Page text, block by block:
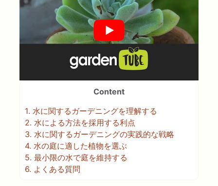
Content
1. 水に関するガーデニングを理解する
2. 水による方法を採用する利点
3. 水に関するガーデニングの実践的な戦略
4. 水の庭に適した植物を選ぶ
5. 最小限の水で庭を維持する
6. よくある質問